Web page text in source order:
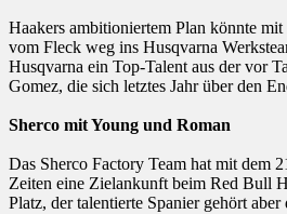
Haakers ambitioniertem Plan könnte
vom Fleck weg ins Husqvarna
Husqvarna ein Top-Talent aus der vor
Gomez, die sich letztes Jahr über den
Sherco mit Young und Roman
Das Sherco Factory Team hat mit dem
Zeiten eine Zielankunft beim Red Bull
Platz, der talentierte Spanier gehört